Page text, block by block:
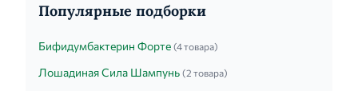
Популярные подборки
Бифидумбактерин Форте (4 товара)
Лошадиная Сила Шампунь (2 товара)